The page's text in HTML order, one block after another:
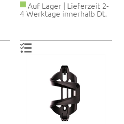
Auf Lager | Lieferzeit 2-
4 Werktage innerhalb Dt.